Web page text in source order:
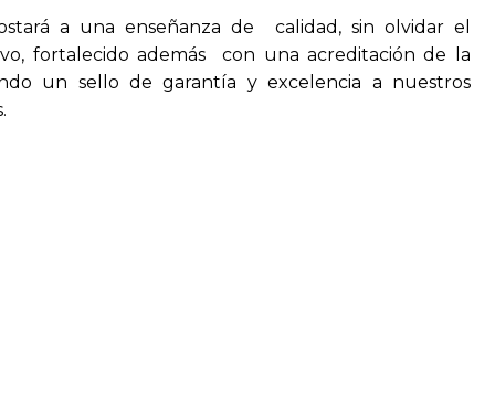
a una enseñanza de calidad, sin olvidar el
fortalecido además con una acreditación de la
un sello de garantía y excelencia a nuestros